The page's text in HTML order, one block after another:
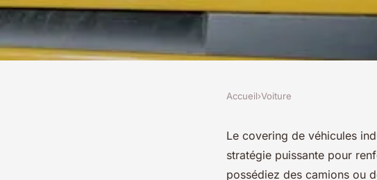
Covering de véhicules
Accueil›Voiture
Le covering de véhicules
stratégie puissante pour
possédiez des camions ou